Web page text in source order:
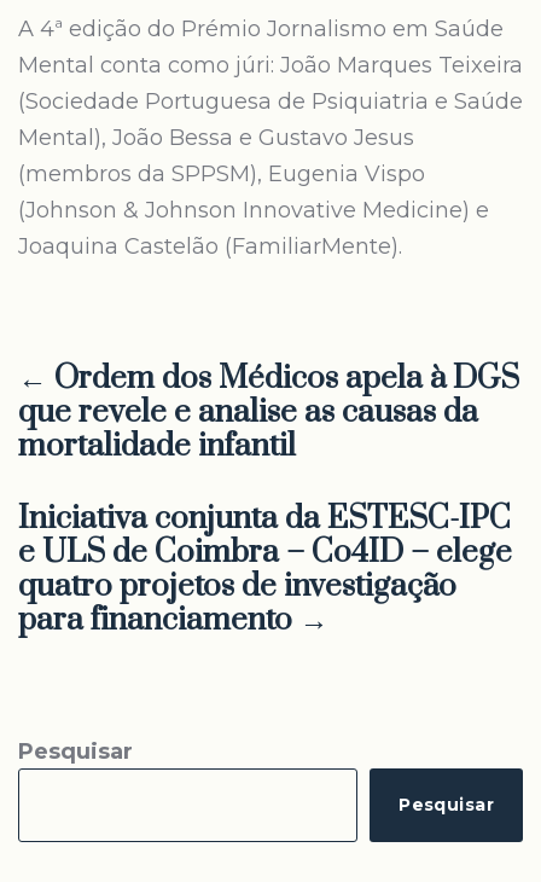
A 4ª edição do Prémio Jornalismo em Saúde
Mental conta como júri: João Marques Teixeira
(Sociedade Portuguesa de Psiquiatria e Saúde
Mental), João Bessa e Gustavo Jesus
(membros da SPPSM), Eugenia Vispo
(Johnson & Johnson Innovative Medicine) e
Joaquina Castelão (FamiliarMente).
← Ordem dos Médicos apela à DGS
que revele e analise as causas da
mortalidade infantil
Iniciativa conjunta da ESTESC-IPC
e ULS de Coimbra – Co4ID – elege
quatro projetos de investigação
para financiamento →
Pesquisar
Pesquisar